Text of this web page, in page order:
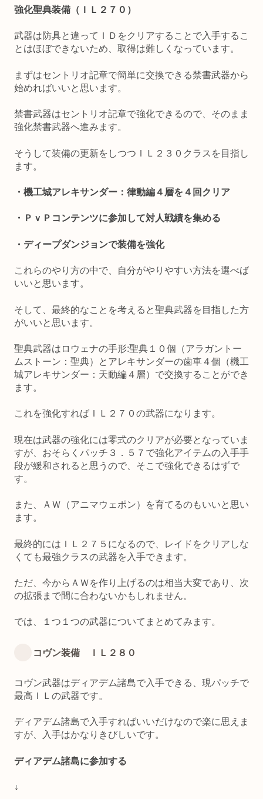
強化聖典装備（ＩＬ２７０）
武器は防具と違ってＩＤをクリアすることで入手するこ
とはほぼできないため、取得は難しくなっています。
まずはセントリオ記章で簡単に交換できる禁書武器から
始めればいいと思います。
禁書武器はセントリオ記章で強化できるので、そのまま
強化禁書武器へ進みます。
そうして装備の更新をしつつＩＬ２３０クラスを目指し
ます。
・機工城アレキサンダー：律動編４層を４回クリア
・ＰｖＰコンテンツに参加して対人戦績を集める
・ディープダンジョンで装備を強化
これらのやり方の中で、自分がやりやすい方法を選べば
いいと思います。
そして、最終的なことを考えると聖典武器を目指した方
がいいと思います。
聖典武器はロウェナの手形:聖典１０個（アラガントー
ムストーン：聖典）とアレキサンダーの歯車４個（機工
城アレキサンダー：天動編４層）で交換することができ
ます。
これを強化すればＩＬ２７０の武器になります。
現在は武器の強化には零式のクリアが必要となっていま
すが、おそらくパッチ３．５７で強化アイテムの入手手
段が緩和されると思うので、そこで強化できるはずで
す。
また、ＡＷ（アニマウェポン）を育てるのもいいと思い
ます。
最終的にはＩＬ２７５になるので、レイドをクリアしな
くても最強クラスの武器を入手できます。
ただ、今からＡＷを作り上げるのは相当大変であり、次
の拡張まで間に合わないかもしれません。
では、１つ１つの武器についてまとめてみます。
コヴン装備 ＩＬ２８０
コヴン武器はディアデム諸島で入手できる、現パッチで
最高ＩＬの武器です。
ディアデム諸島で入手すればいいだけなので楽に思えま
すが、入手はかなりきびしいです。
ディアデム諸島に参加する
↓